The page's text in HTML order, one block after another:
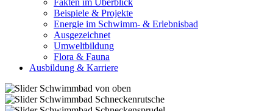
Fakten im Überblick
Beispiele & Projekte
Energie im Schwimm- & Erlebnisbad
Ausgezeichnet
Umweltbildung
Flora & Fauna
Ausbildung & Karriere